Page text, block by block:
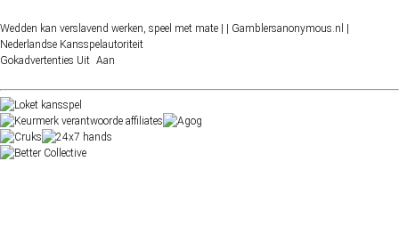
Wedden kan verslavend werken, speel met mate | | Gamblersanonymous.nl |
Nederlandse Kansspelautoriteit
Gokadvertenties Uit Aan